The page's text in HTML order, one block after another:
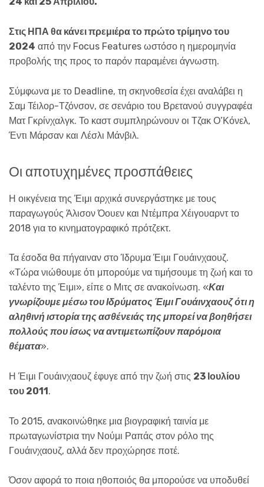
Στις ΗΠΑ θα κάνει πρεμιέρα το πρώτο τρίμηνο του
2024 από την Focus Features ωστόσο η ημερομηνία
προβολής της προς το παρόν παραμένει άγνωστη.
Σύμφωνα με το Deadline, τη σκηνοθεσία έχει αναλάβει η
Σαμ Τέιλορ-Τζόνσον, σε σενάριο του Βρετανού συγγραφέα
Ματ Γκρίνχαλγκ. Το καστ συμπληρώνουν οι Τζακ Ο’Κόνελ,
Έντι Μάρσαν και Λέσλι Μάνβιλ.
Οι αποτυχημένες προσπάθειες
Η οικγένεια της Έιμι αρχικά συνεργάστηκε με τους
παραγωγούς Άλισον Όουεν και Ντέμπρα Χέιγουαρντ το
2018 για το κινηματογραφικό πρότζεκτ.
Τα έσοδα θα πήγαιναν στο Ίδρυμα Έιμι Γουάινχαουζ.
«Τώρα νιώθουμε ότι μπορούμε να τιμήσουμε τη ζωή και το
ταλέντο της Έιμι», είπε ο Μιτς σε ανακοίνωση. «Και
γνωρίζουμε μέσω του Ιδρύματος Έιμι Γουάινχαουζ ότι η
αληθινή ιστορία της ασθένειάς της μπορεί να βοηθήσει
πολλούς που ίσως να αντιμετωπίζουν παρόμοια
θέματα».
Η Έιμι Γουάινχαουζ έφυγε από την ζωή στις 23 Ιουλίου
του 2011.
Το 2015, ανακοινώθηκε μια βιογραφική ταινία με
πρωταγωνίστρια την Νούμι Ραπάς στον ρόλο της
Γουάινχαουζ, αλλά δεν προχώρησε ποτέ.
Όσον αφορά το ποια ηθοποιός θα μπορούσε να υποδυθεί